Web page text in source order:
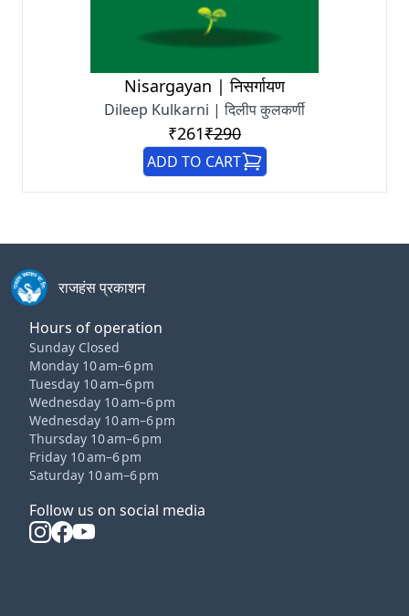
Nisargayan | निसर्गायण
Dileep Kulkarni | दिलीप कुलकर्णी
₹261₹290
ADD TO CART
राजहंस प्रकाशन
Hours of operation
Sunday Closed
Monday 10 am–6 pm
Tuesday 10 am–6 pm
Wednesday 10 am–6 pm
Wednesday 10 am–6 pm
Thursday 10 am–6 pm
Friday 10 am–6 pm
Saturday 10 am–6 pm
Follow us on social media